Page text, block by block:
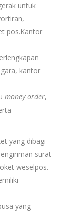
untuk
pos.Kantor
kantor
money order,
yang dibagi-
surat
weselpos.
yang